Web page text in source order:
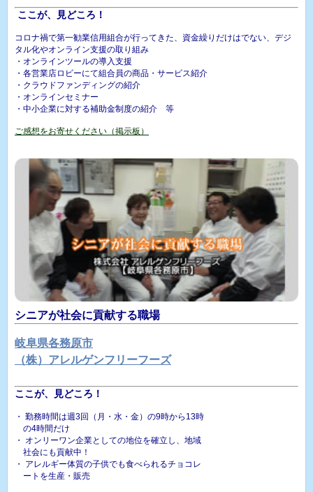
ここが、見どころ！
コロナ禍で第一勧業信用組合が行ってきた、資金繰りだけはでない、デジ
タル化やオンライン支援の取り組み
・オンラインツールの導入支援
・各営業店ロビーにて組合員の商品・サービス紹介
・クラウドファンディングの紹介
・オンラインセミナー
・中小企業に対する補助金制度の紹介 等
ご感想をお寄せください（掲示板）
シニアが社会に貢献する職場
岐阜県各務原市
（株）アレルゲンフリーフーズ
ここが、見どころ！
・ 勤務時間は週3回（月・水・金）の9時から13時
の4時間だけ
・ オンリーワン企業としての地位を確立し、地域
社会にも貢献中！
・ アレルギー体質の子供でも食べられるチョコレ
ートを生産・販売